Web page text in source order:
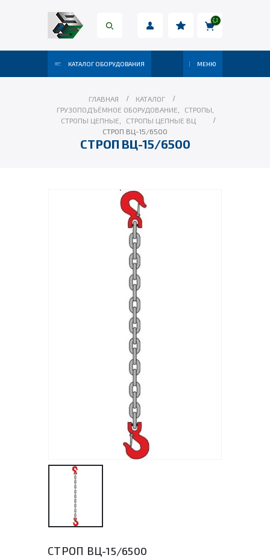
КАТАЛОГ ОБОРУДОВАНИЯ МЕНЮ
ГЛАВНАЯ
КАТАЛОГ
ГРУЗОПОДЪЁМНОЕ ОБОРУДОВАНИЕ
СТРОПЫ
СТРОПЫ ЦЕПНЫЕ
СТРОПЫ ЦЕПНЫЕ ВЦ
СТРОП ВЦ-15/6500
СТРОП ВЦ-15/6500
СТРОП ВЦ-15/6500